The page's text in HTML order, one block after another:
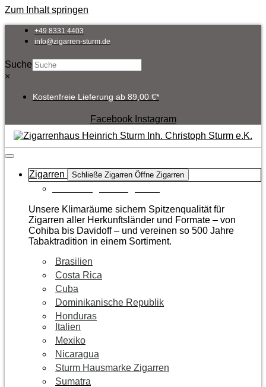
Zum Inhalt springen
+49 8331 4403
info@zigarren-sturm.de
Suche
×
Kostenfreie Lieferung ab 89,00 €*
Facebook Instagram
Zigarren Schließe Zigarren Öffne Zigarren
Unsere Klimaräume sichern Spitzenqualität für
Zigarren aller Herkunftsländer und Formate – von
Cohiba bis Davidoff – und vereinen so 500 Jahre
Tabaktradition in einem Sortiment.
Brasilien
Costa Rica
Cuba
Dominikanische Republik
Honduras
Italien
Mexiko
Nicaragua
Sturm Hausmarke Zigarren
Sumatra